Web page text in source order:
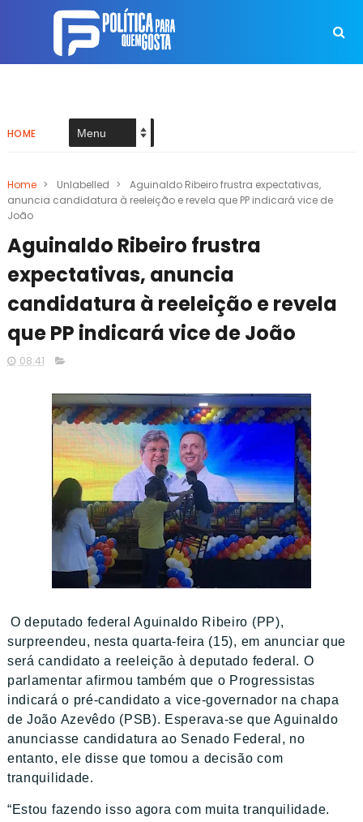
HOME
Home > Unlabelled >
Aguinaldo Ribeiro frustra expectativas,
anuncia candidatura à reeleição e revela que PP indicará vice de
João
Aguinaldo Ribeiro frustra
expectativas, anuncia
candidatura à reeleição e revela
que PP indicará vice de João
08:41
O deputado federal Aguinaldo Ribeiro (PP),
surpreendeu, nesta quarta-feira (15), em anunciar que
será candidato a reeleição à deputado federal. O
parlamentar afirmou também que o Progressistas
indicará o pré-candidato a vice-governador na chapa
de João Azevêdo (PSB). Esperava-se que Aguinaldo
anunciasse candidatura ao Senado Federal, no
entanto, ele disse que tomou a decisão com
tranquilidade.
“Estou fazendo isso agora com muita tranquilidade.